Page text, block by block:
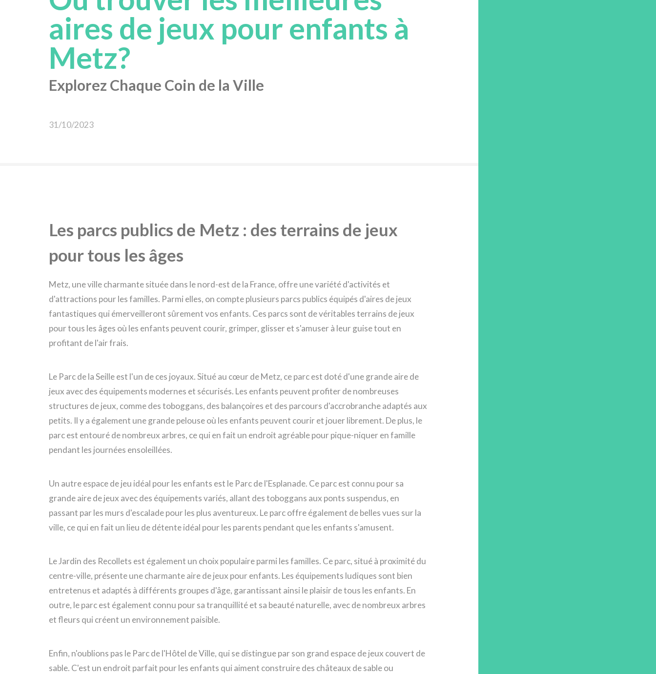
aires de jeux pour enfants à
Metz?
Explorez Chaque Coin de la Ville
31/10/2023
Les parcs publics de Metz : des terrains de jeux
pour tous les âges
Metz, une ville charmante située dans le nord-est de la France, offre une variété d'activités et
d'attractions pour les familles. Parmi elles, on compte plusieurs parcs publics équipés d'aires de jeux
fantastiques qui émerveilleront sûrement vos enfants. Ces parcs sont de véritables terrains de jeux
pour tous les âges où les enfants peuvent courir, grimper, glisser et s'amuser à leur guise tout en
profitant de l'air frais.
Le Parc de la Seille est l'un de ces joyaux. Situé au cœur de Metz, ce parc est doté d'une grande aire de
jeux avec des équipements modernes et sécurisés. Les enfants peuvent profiter de nombreuses
structures de jeux, comme des toboggans, des balançoires et des parcours d'accrobranche adaptés aux
petits. Il y a également une grande pelouse où les enfants peuvent courir et jouer librement. De plus, le
parc est entouré de nombreux arbres, ce qui en fait un endroit agréable pour pique-niquer en famille
pendant les journées ensoleillées.
Un autre espace de jeu idéal pour les enfants est le Parc de l'Esplanade. Ce parc est connu pour sa
grande aire de jeux avec des équipements variés, allant des toboggans aux ponts suspendus, en
passant par les murs d'escalade pour les plus aventureux. Le parc offre également de belles vues sur la
ville, ce qui en fait un lieu de détente idéal pour les parents pendant que les enfants s'amusent.
Le Jardin des Recollets est également un choix populaire parmi les familles. Ce parc, situé à proximité du
centre-ville, présente une charmante aire de jeux pour enfants. Les équipements ludiques sont bien
entretenus et adaptés à différents groupes d'âge, garantissant ainsi le plaisir de tous les enfants. En
outre, le parc est également connu pour sa tranquillité et sa beauté naturelle, avec de nombreux arbres
et fleurs qui créent un environnement paisible.
Enfin, n'oublions pas le Parc de l'Hôtel de Ville, qui se distingue par son grand espace de jeux couvert de
sable. C'est un endroit parfait pour les enfants qui aiment construire des châteaux de sable ou